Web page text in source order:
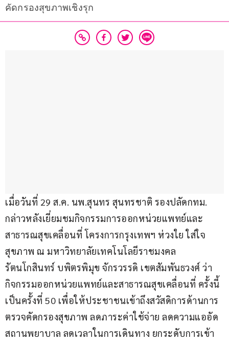
คัดกรองสุขภาพเชิงรุก
เมื่อวันที่ 29 ส.ค. นพ.สุนทร สุนทรชาติ รองปลัดกทม.
กล่าวหลังเยี่ยมชมกิจกรรมการออกหน่วยแพทย์และ
สาธารณสุขเคลื่อนที่ โครงการกรุงเทพฯ ห่วงใย ใส่ใจ
สุขภาพ ณ มหาวิทยาลัยเทคโนโลยีราชมงคล
รัตนโกสินทร์ บพิตรพิมุข จักรวรรดิ เขตสัมพันธวงศ์ ว่า
กิจกรรมออกหน่วยแพทย์และสาธารณสุขเคลื่อนที่ ครั้งนี้
เป็นครั้งที่ 50 เพื่อให้ประชาชนเข้าถึงสวัสดิการด้านการ
ตรวจคัดกรองสุขภาพ ลดภาระค่าใช้จ่าย ลดความแออัด
สถานพยาบาล ลดเวลาในการเดินทาง ยกระดับการเข้า